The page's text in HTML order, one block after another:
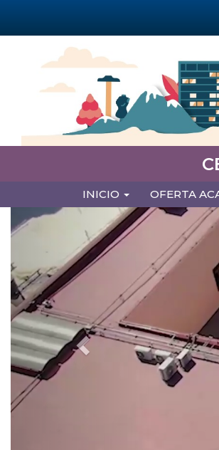
principal
MAIN
NAVIGATION
INICIO OFERTA
Previous